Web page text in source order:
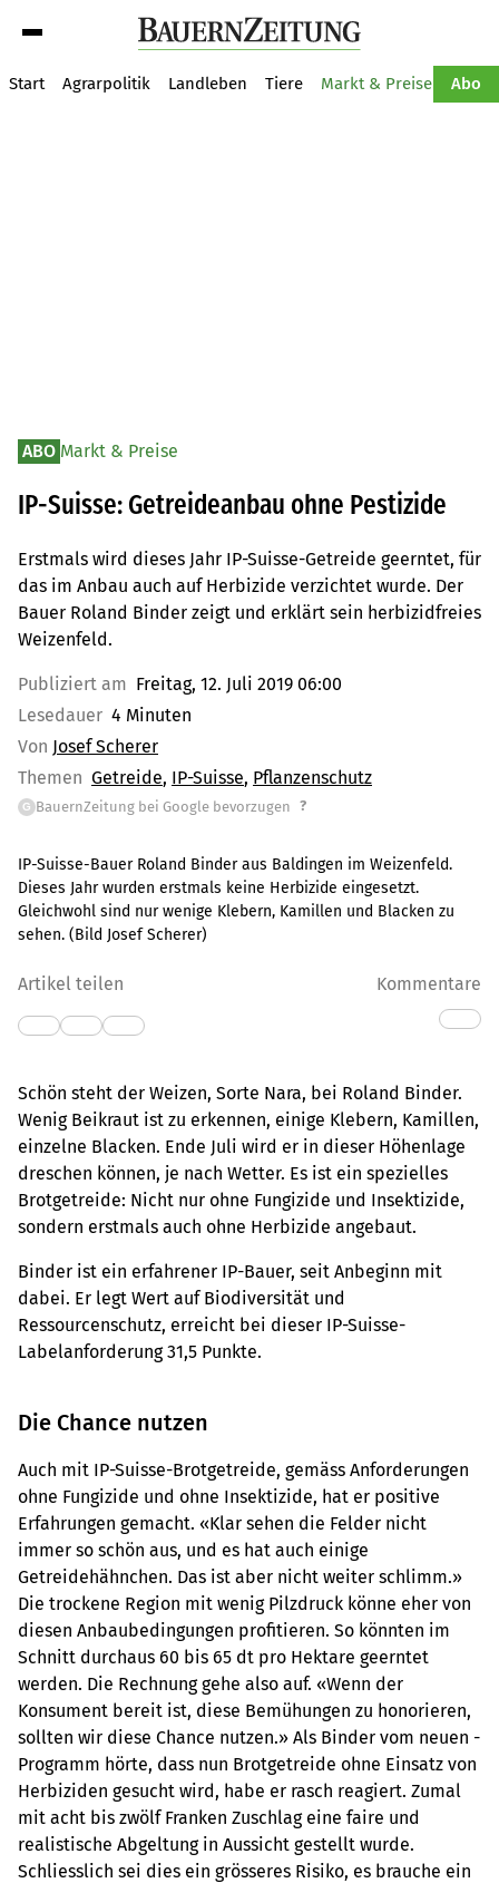
Start Agrarpolitik Landleben Tiere Markt & Preise Abo
ABO Markt & Preise
IP-Suisse: Getreideanbau ohne Pestizide
Erstmals wird dieses Jahr IP-Suisse-Getreide geerntet, für
das im Anbau auch auf Herbizide verzichtet wurde. Der
Bauer Roland Binder zeigt und erklärt sein herbizidfreies
Weizenfeld.
Publiziert am Freitag, 12. Juli 2019 06:00
Lesedauer 4 Minuten
Von Josef Scherer
Themen Getreide IP-Suisse Pflanzenschutz
G BauernZeitung bei Google bevorzugen ?
IP-Suisse-Bauer Roland Binder aus Baldingen im Weizenfeld.
Dieses Jahr wurden erstmals keine Herbizide eingesetzt.
Gleichwohl sind nur wenige Klebern, Kamillen und Blacken zu
sehen. (Bild Josef Scherer)
Artikel teilen Kommentare
Schön steht der Weizen, Sorte Nara, bei Roland Binder.
Wenig Beikraut ist zu erkennen, einige Klebern, Kamillen,
einzelne Blacken. Ende Juli wird er in dieser Höhenlage
dreschen können, je nach Wetter. Es ist ein spezielles
Brotgetreide: Nicht nur ohne Fungizide und Insektizide,
sondern erstmals auch ohne Herbizide angebaut.
Binder ist ein erfahrener IP-Bauer, seit Anbeginn mit
dabei. Er legt Wert auf Biodiversität und
Ressourcenschutz, erreicht bei dieser IP-Suisse-
Labelanforderung 31,5 Punkte.
Die Chance nutzen
Auch mit IP-Suisse-Brotgetreide, gemäss Anforderungen
ohne Fungizide und ohne Insektizide, hat er positive
Erfahrungen gemacht. «Klar sehen die Felder nicht
immer so schön aus, und es hat auch einige
Getreidehähnchen. Das ist aber nicht weiter schlimm.»
Die trockene Region mit wenig Pilzdruck könne eher von
diesen Anbaubedingungen profitieren. So könnten im
Schnitt durchaus 60 bis 65 dt pro Hektare geerntet
werden. Die Rechnung gehe also auf. «Wenn der
Konsument bereit ist, diese Bemühungen zu honorieren,
sollten wir diese Chance nutzen.» Als Binder vom neuen ­
Programm hörte, dass nun Brotgetreide ohne Einsatz von
Herbiziden gesucht wird, habe er rasch reagiert. Zumal
mit acht bis zwölf Franken Zuschlag eine faire und
realistische Abgeltung in Aussicht gestellt wurde.
Schliesslich sei dies ein grösseres Risiko, es brauche ein